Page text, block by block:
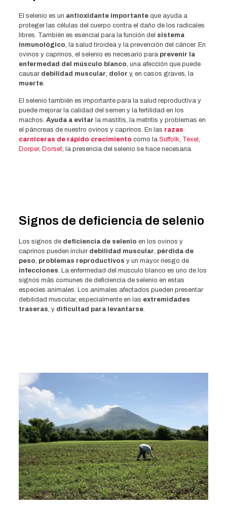
El selenio es un antioxidante importanteque ayuda a
proteger las células del cuerpo contra el daño de los radicales
libres. También es esencial para la función del sistema
inmunológico, la salud tiroidea y la prevención del cáncer. En
ovinos y caprinos, el selenio es necesario para prevenir la
enfermedad del músculo blanco, una afección que puede
causar debilidad muscular, dolor y, en casos graves, la
muerte.
El selenio también es importante para la salud reproductiva y
puede mejorar la calidad del semen y la fertilidad en los
machos. Ayuda a evitar la mastitis, la metritis y problemas en
el páncreas de nuestro ovinos y caprinos. En las razas
carniceras de rápido crecimiento como la Suffolk, Texel ,
Dorper, Dorset, la presencia del selenio se hace necesaria.
Signos de deficiencia de selenio
Los signos de deficiencia de selenio en los ovinos y
caprinos pueden incluir debilidad muscular, pérdida de
peso, problemas reproductivos y un mayor riesgo de
infecciones. La enfermedad del músculo blanco es uno de los
signos más comunes de deficiencia de selenio en estas
especies animales. Los animales afectados pueden presentar
debilidad muscular, especialmente en las extremidades
traseras, y dificultad para levantarse.